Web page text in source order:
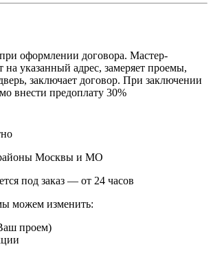
оформлении договора. Мастер-
на указанный адрес, замеряет проемы,
заключает договор. При заключении
внести предоплату 30%
Москвы и МО
под заказ — от 24 часов
можем изменить:
проем)